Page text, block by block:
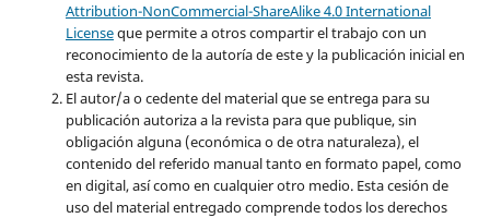
Attribution-NonCommercial-ShareAlike 4.0 International
Licenseque permite a otros compartir el trabajo con un
reconocimiento de la autoría de este y la publicación inicial en
esta revista.
El autor/a o cedente del material que se entrega para su
publicación autoriza a la revista para que publique, sin
obligación alguna (económica o de otra naturaleza), el
contenido del referido manual tanto en formato papel, como
en digital, así como en cualquier otro medio. Esta cesión de
uso del material entregado comprende todos los derechos